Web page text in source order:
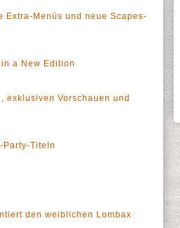
Extra-Menüs und neue Scapes-
a New Edition
exklusiven Vorschauen und
Titeln
den weiblichen Lombax